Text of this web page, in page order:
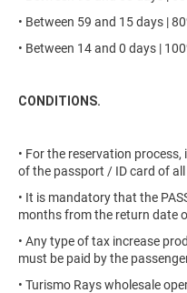
• Between 59 and 15 days |
• Between 14 and 0 days |
CONDITIONS.
• For the reservation
of the passport / ID card of all
• It is mandatory that the
months from the return date
• Any type of tax increase
must be paid by the
• Turismo Rays wholesale